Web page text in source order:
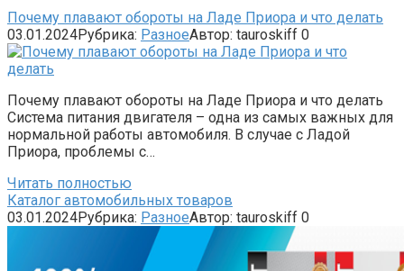
Почему плавают обороты на Ладе Приора и что делать
03.01.2024Рубрика: РазноеАвтор: tauroskiff 0
Почему плавают обороты на Ладе Приора и что делать
Система питания двигателя – одна из самых важных для
нормальной работы автомобиля. В случае с Ладой
Приора, проблемы с…
Читать полностью
Каталог автомобильных товаров
03.01.2024Рубрика: РазноеАвтор: tauroskiff 0